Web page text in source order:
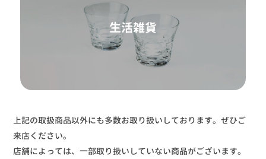
生活雑貨
上記の取扱商品以外にも多数お取り扱いしております。ぜひご
来店ください。
店舗によっては、一部取り扱いしていない商品がございます。